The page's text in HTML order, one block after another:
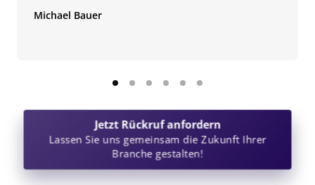
Michael Bauer
Jetzt Rückruf anfordern
Lassen Sie uns gemeinsam die Zukunft Ihrer
Branche gestalten!